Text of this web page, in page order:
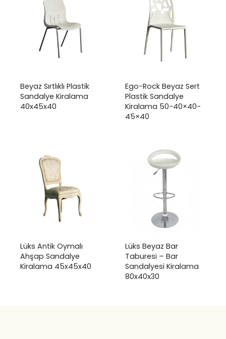
Beyaz Sırtlıklı Plastik
Sandalye Kiralama
40x45x40
Ego-Rock Beyaz Sert
Plastik Sandalye
Kiralama 50-40×40-
45×40
Lüks Antik Oymalı
Ahşap Sandalye
Kiralama 45x45x40
Lüks Beyaz Bar
Taburesi – Bar
Sandalyesi Kiralama
80x40x30